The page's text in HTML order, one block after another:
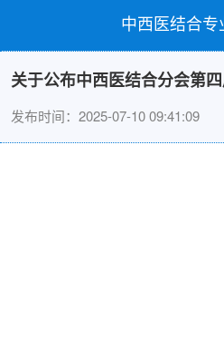
中西医结合专
关于公布中西医结合分会第
发布时间：2025-07-10 09:41:09